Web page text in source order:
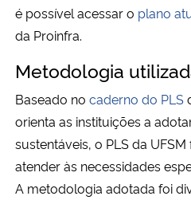
é possível acessar o plano
da Proinfra.
Metodologia
Baseado no caderno do PLS
orienta as instituições a
sustentáveis, o PLS da
atender às necessidades
A metodologia adotada foi